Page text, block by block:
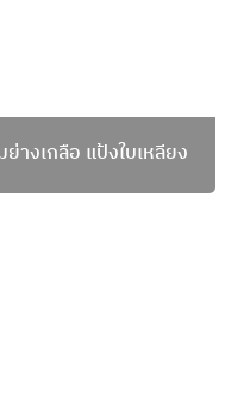
างเกลือ แป้งใบเหลียง